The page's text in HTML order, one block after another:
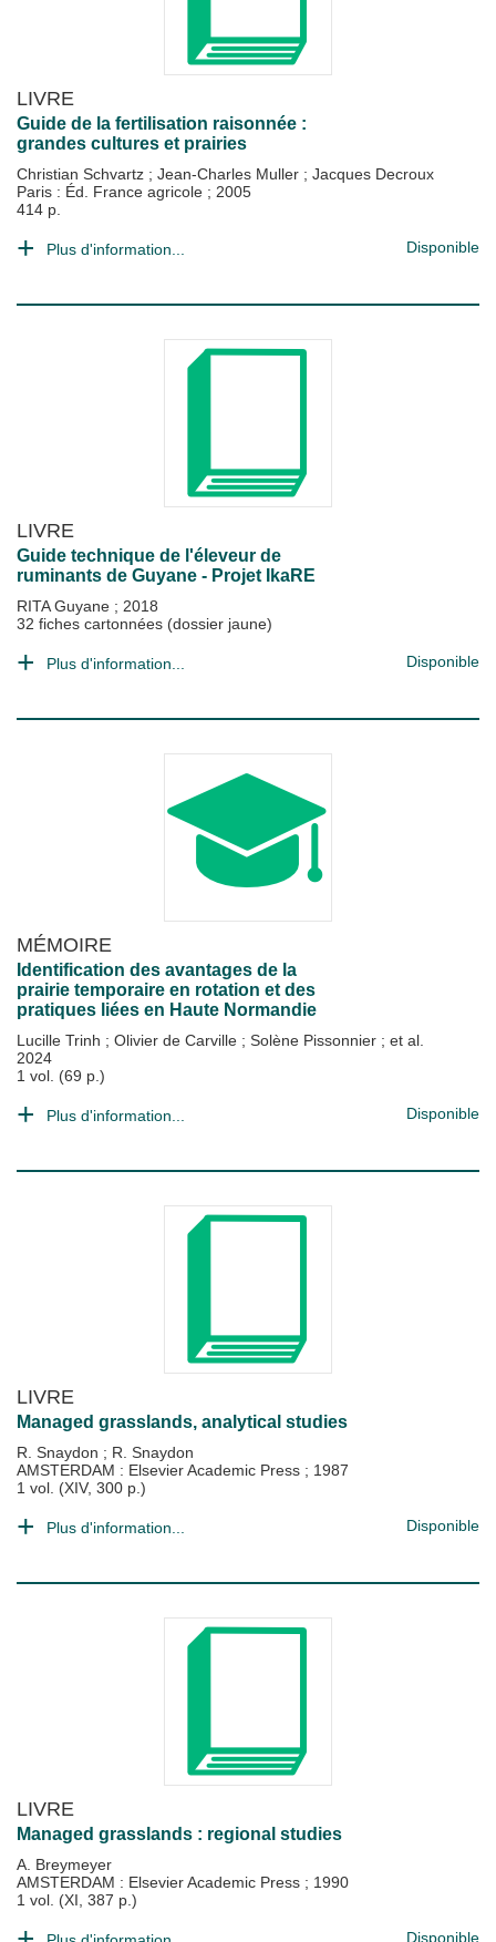
LIVRE
Guide de la fertilisation raisonnée :
grandes cultures et prairies
Christian Schvartz ; Jean-Charles Muller ; Jacques Decroux
Paris : Éd. France agricole ; 2005
414 p.
Plus d'information... Disponible
LIVRE
Guide technique de l'éleveur de
ruminants de Guyane - Projet IkaRE
RITA Guyane ; 2018
32 fiches cartonnées (dossier jaune)
Plus d'information... Disponible
MÉMOIRE
Identification des avantages de la
prairie temporaire en rotation et des
pratiques liées en Haute Normandie
Lucille Trinh ; Olivier de Carville ; Solène Pissonnier ; et al.
2024
1 vol. (69 p.)
Plus d'information... Disponible
LIVRE
Managed grasslands, analytical studies
R. Snaydon ; R. Snaydon
AMSTERDAM : Elsevier Academic Press ; 1987
1 vol. (XIV, 300 p.)
Plus d'information... Disponible
LIVRE
Managed grasslands : regional studies
A. Breymeyer
AMSTERDAM : Elsevier Academic Press ; 1990
1 vol. (XI, 387 p.)
Disponible